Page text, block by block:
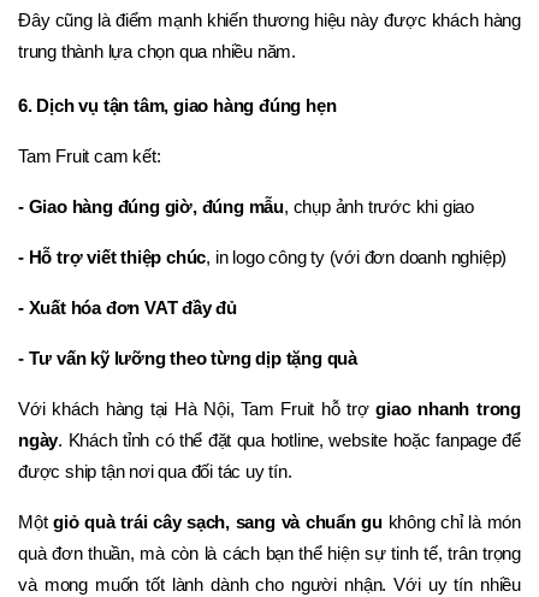
Đây cũng là điểm mạnh khiến thương hiệu này được khách hàng
trung thành lựa chọn qua nhiều năm.
6. Dịch vụ tận tâm, giao hàng đúng hẹn
Tam Fruit cam kết:
- Giao hàng đúng giờ, đúng mẫu, chụp ảnh trước khi giao
- Hỗ trợ viết thiệp chúc, in logo công ty (với đơn doanh nghiệp)
- Xuất hóa đơn VAT đầy đủ
- Tư vấn kỹ lưỡng theo từng dịp tặng quà
Với khách hàng tại Hà Nội, Tam Fruit hỗ trợ giao nhanh trong
ngày. Khách tỉnh có thể đặt qua hotline, website hoặc fanpage để
được ship tận nơi qua đối tác uy tín.
Một giỏ quà trái cây sạch, sang và chuẩn gu không chỉ là món
quà đơn thuần, mà còn là cách bạn thể hiện sự tinh tế, trân trọng
và mong muốn tốt lành dành cho người nhận. Với uy tín nhiều